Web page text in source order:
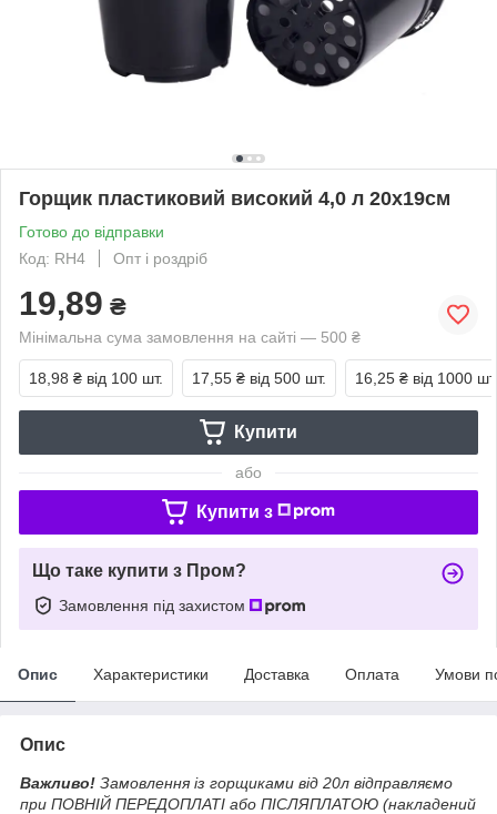
Горщик пластиковий високий 4,0 л 20х19см
Готово до відправки
Код: RH4
Опт і роздріб
19,89 ₴
Мінімальна сума замовлення на сайті — 500 ₴
18,98 ₴ від 100 шт. 17,55 ₴ від 500 шт. 16,25 ₴ від 1000 шт.
Купити
або
Купити з
Що таке купити з Пром?
Замовлення під захистом
Опис Характеристики Доставка Оплата Умови
Опис
Важливо! Замовлення із горщиками від 20л відправляємо
при ПОВНІЙ ПЕРЕДОПЛАТІ або ПІСЛЯПЛАТОЮ (накладений